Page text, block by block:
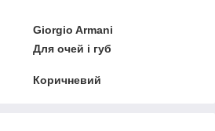
Giorgio Armani
Для очей і губ
Коричневий